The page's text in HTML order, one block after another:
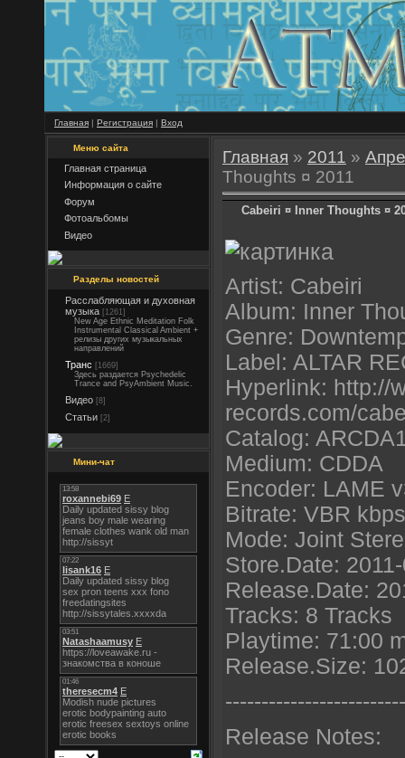
Главная | Регистрация | Вход
Меню сайта
Главная страница
Информация о сайте
Форум
Фотоальбомы
Видео
Разделы новостей
Расслабляющая и духовная
музыка [1261]
New Age Ethnic Meditation Folk
Instrumental Classical Ambient +
релизы других музыкальных
направлений
Транс [1669]
Здесь раздается Psychedelic
Trance and PsyAmbient Music.
Видео [8]
Статьи [2]
Мини-чат
Главная » 2011 »
Thoughts ¤ 2011
Cabeiri ¤ Inner Thoughts ¤
Artist: Cabeiri
Album: Inner
Genre:
Label: ALTAR
Hyperlink: http://
records.com/
Catalog:
Medium: CDDA
Encoder: LAME
Bitrate: VBR kbps
Mode: Joint
Store.Date:
Release.Date:
Tracks: 8 Tracks
Playtime: 71:00
Release.Size:
----------------------
Release Notes: